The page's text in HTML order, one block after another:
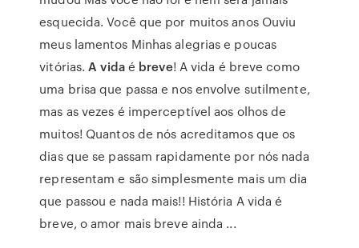
esquecida. Você que por muitos anos Ouviu
meus lamentos Minhas alegrias e poucas
vitórias.A vidaé breve! A vida é breve como
uma brisa que passa e nos envolve sutilmente,
mas as vezes é imperceptível aos olhos de
muitos! Quantos de nós acreditamos que os
dias que se passam rapidamente por nós nada
representam e são simplesmente mais um dia
que passou e nada mais!! História A vida é
breve, o amor mais breve ainda ...